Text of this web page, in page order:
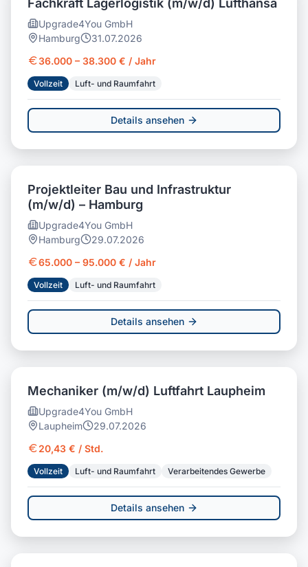
Upgrade4You GmbH
Hamburg
31.07.2026
36.000 – 38.300 € / Jahr
Vollzeit Luft- und Raumfahrt
Details ansehen
Projektleiter Bau und Infrastruktur
(m/w/d) – Hamburg
Upgrade4You GmbH
Hamburg
29.07.2026
65.000 – 95.000 € / Jahr
Vollzeit Luft- und Raumfahrt
Details ansehen
Mechaniker (m/w/d) Luftfahrt Laupheim
Upgrade4You GmbH
Laupheim
29.07.2026
20,43 € / Std.
Vollzeit Luft- und Raumfahrt Verarbeitendes Gewerbe
Details ansehen